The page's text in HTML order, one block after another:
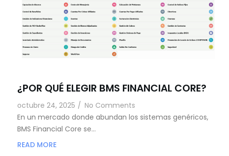
¿POR QUÉ ELEGIR BMS FINANCIAL CORE?
octubre 24, 2025 / No Comments
En un mercado donde abundan los sistemas genéricos,
BMS Financial Core se…
READ MORE